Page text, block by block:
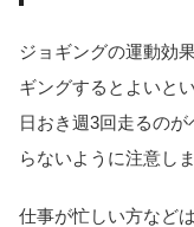
ジョギングの運動効
ギングするとよいと
日おき週3回走るの
らないように注意し
仕事が忙しい方など